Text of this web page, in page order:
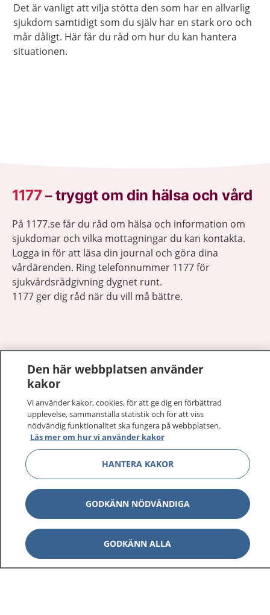
Det är vanligt att vilja stötta den som har en allvarlig
sjukdom samtidigt som du själv har en stark oro och
mår dåligt. Här får du råd om hur du kan hantera
situationen.
1177–tryggt om din hälsa och vård
På 1177.se får du råd om hälsa och information om
sjukdomar och vilka mottagningar du kan kontakta.
Logga in för att läsa din journal och göra dina
vårdärenden. Ring telefonnummer 1177 för
sjukvårdsrådgivning dygnet runt.
1177 ger dig råd när du vill må bättre.
1177 på flera språk
Om 1177
Kontakt
Hantering av kakor
Inställningar för kakor
Den här webbplatsen använder
kakor
Vi använder kakor, cookies, för att ge dig en förbättrad
upplevelse, sammanställa statistik och för att viss
nödvändig funktionalitet ska fungera på webbplatsen.
Läs mer om hur vi använder kakor
HANTERA KAKOR
GODKÄNN NÖDVÄNDIGA
GODKÄNN ALLA